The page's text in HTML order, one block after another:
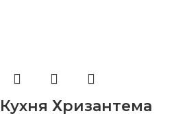
Кухня Хризантема